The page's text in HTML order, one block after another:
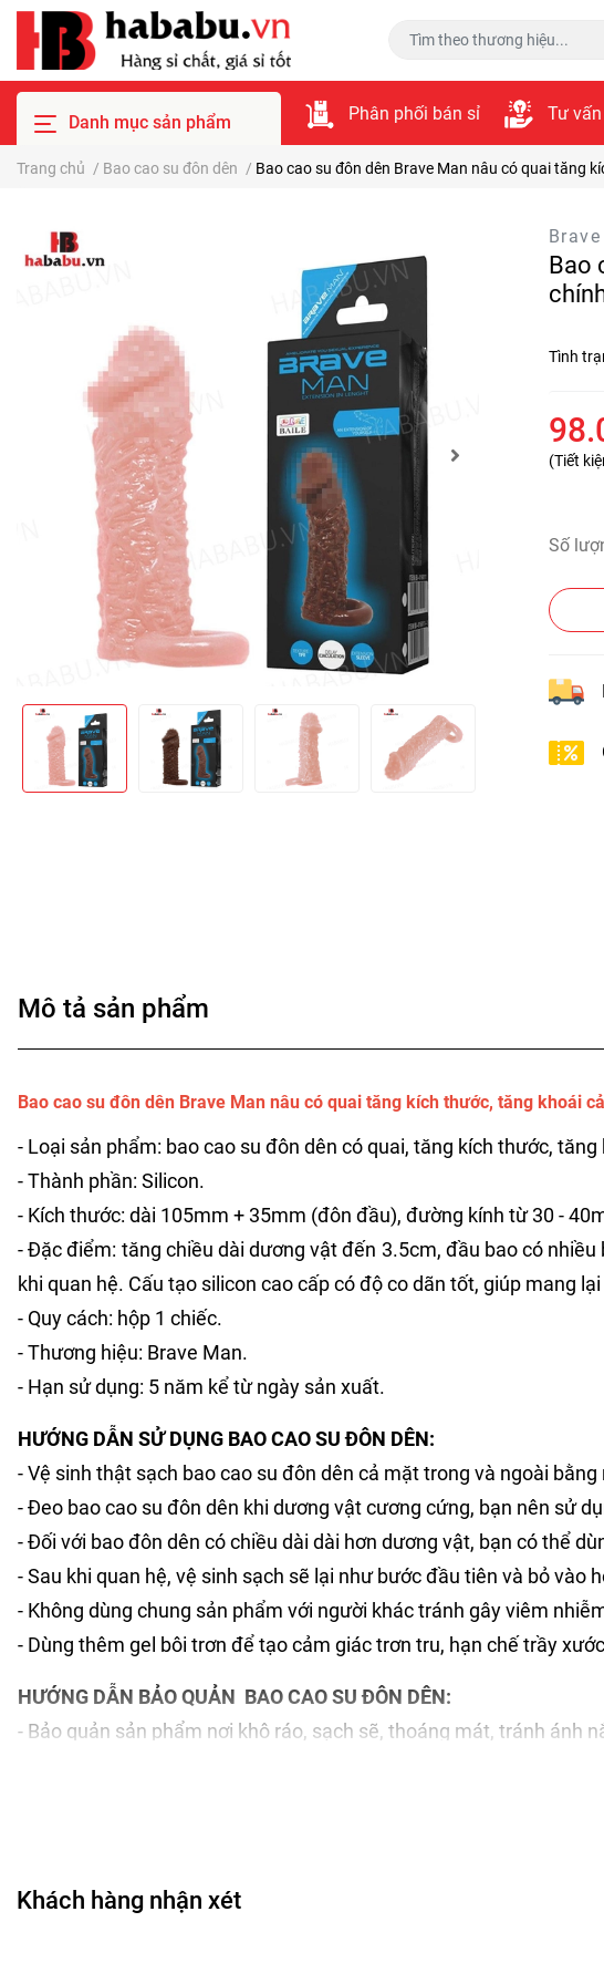
Danh mục sản phẩm Phân phối bán sỉ Tư
Trang chủ / Bao cao su đôn dên / Bao cao su đôn dên Brave Man nâu có quai tăng
Bao
Tình
(Tiết
Số
Mô tả sản phẩm
Bao cao su đôn dên Brave Man nâu có quai tăng kích thước, tăng khoái
- Loại sản phẩm: bao cao su đôn dên có quai, tăng kích thước, tăng
- Thành phần: Silicon.
- Kích thước: dài 105mm + 35mm (đôn đầu), đường kính từ 30 -
- Đặc điểm: tăng chiều dài dương vật đến 3.5cm, đầu bao có
khi quan hệ. Cấu tạo silicon cao cấp có độ co dãn tốt, giúp mang
- Quy cách: hộp 1 chiếc.
- Thương hiệu: Brave Man.
- Hạn sử dụng: 5 năm kể từ ngày sản xuất.
HƯỚNG DẪN SỬ DỤNG BAO CAO SU ĐÔN DÊN:
- Vệ sinh thật sạch bao cao su đôn dên cả mặt trong và ngoài
- Đeo bao cao su đôn dên khi dương vật cương cứng, bạn nên sử
- Đối với bao đôn dên có chiều dài dài hơn dương vật, bạn có thể
- Sau khi quan hệ, vệ sinh sạch sẽ lại như bước đầu tiên và bỏ vào
- Không dùng chung sản phẩm với người khác tránh gây viêm
- Dùng thêm gel bôi trơn để tạo cảm giác trơn tru, hạn chế trầy
HƯỚNG DẪN BẢO QUẢN BAO CAO SU ĐÔN DÊN:
- Bảo quản sản phẩm nơi khô ráo, sạch sẽ, thoáng mát, tránh ánh
- Các nhu cầu hỗ trợ khác bạn inbox trực tiếp với Shop để được hỗ
Khách hàng nhận xét